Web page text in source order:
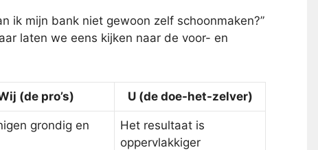
ik mijn bank niet gewoon zelf schoonmaken?”
laten we eens kijken naar de voor- en
(de pro’s) U (de doe-het-zelver)
grondig en
Het resultaat is
oppervlakkiger